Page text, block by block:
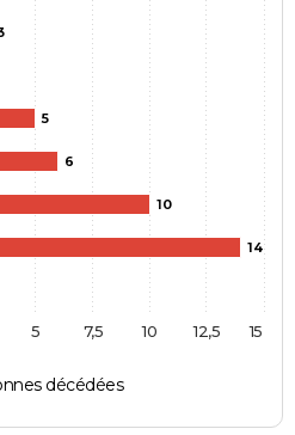
5
6
10
14
décédées
5 7,5 10 12,5 15